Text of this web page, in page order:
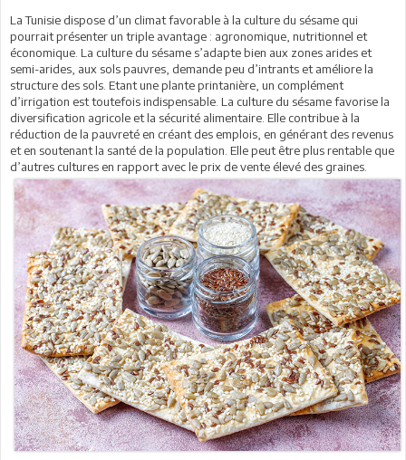
La Tunisie dispose d’un climat favorable à la culture du sésame qui
pourrait présenter un triple avantage : agronomique, nutritionnel et
économique. La culture du sésame s’adapte bien aux zones arides et
semi-arides, aux sols pauvres, demande peu d’intrants et améliore la
structure des sols. Etant une plante printanière, un complément
d’irrigation est toutefois indispensable. La culture du sésame favorise la
diversification agricole et la sécurité alimentaire. Elle contribue à la
réduction de la pauvreté en créant des emplois, en générant des revenus
et en soutenant la santé de la population. Elle peut être plus rentable que
d’autres cultures en rapport avec le prix de vente élevé des graines.